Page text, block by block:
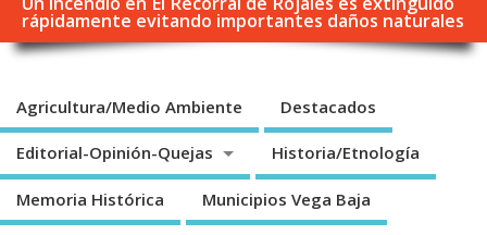
rápidamente evitando importantes daños naturales
Agricultura/Medio Ambiente Destacados
Editorial-Opinión-Quejas Historia/Etnología
Memoria Histórica Municipios Vega Baja